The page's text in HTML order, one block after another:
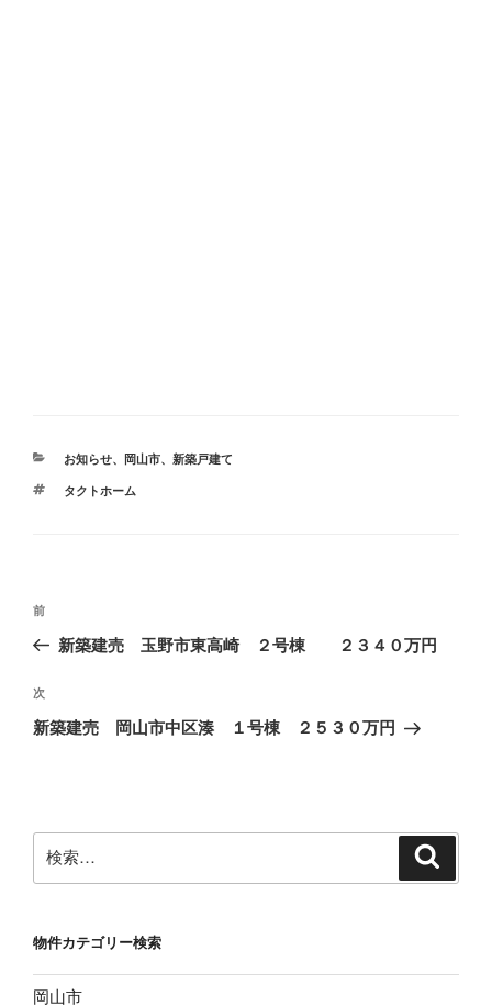
カ
ゴ
お知らせ、 岡山市、 新築戸建て
タ
タクトホーム
投
ビ
ゲ
ン
前
の
稿
前
新築建売 玉野市東高崎 ２号棟 ２３４０万円
次
の
次
新築建売 岡山市中区湊 １号棟 ２５３０万円
索:
物件カテゴリー検索
岡山市